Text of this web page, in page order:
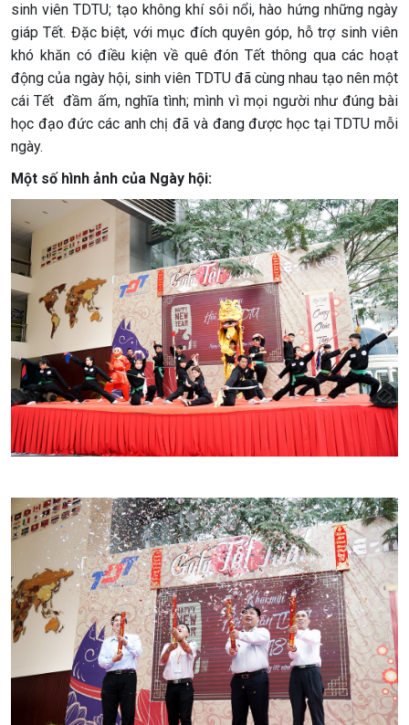
sinh viên TDTU; tạo không khí sôi nổi, hào hứng những ngày
giáp Tết. Đặc biệt, với mục đích quyên góp, hỗ trợ sinh viên
khó khăn có điều kiện về quê đón Tết thông qua các hoạt
động của ngày hội, sinh viên TDTU đã cùng nhau tạo nên một
cái Tết đầm ấm, nghĩa tình; mình vì mọi người như đúng bài
học đạo đức các anh chị đã và đang được học tại TDTU mỗi
ngày.
Một số hình ảnh của Ngày hội: